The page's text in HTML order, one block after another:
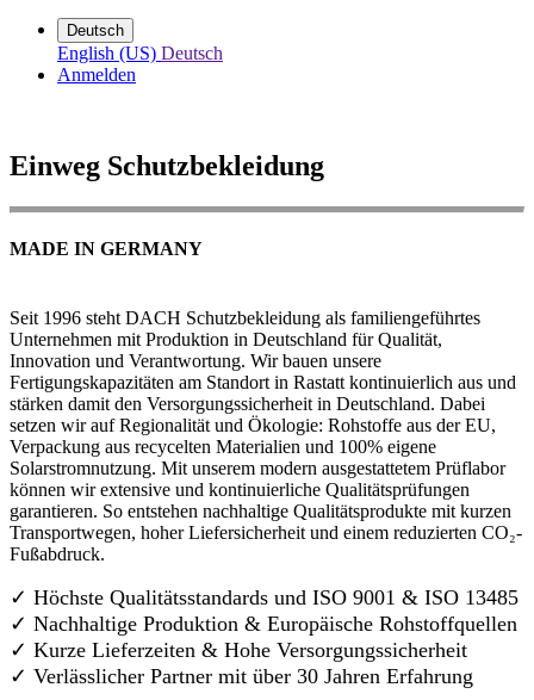
Deutsch
English (US) Deutsch
Anmelden
Einweg Schutzbekleidung
MADE IN GERMANY
Seit 1996 steht DACH Schutzbekleidung als familiengeführtes
Unternehmen mit Produktion in Deutschland für Qualität,
Innovation und Verantwortung. Wir bauen unsere
Fertigungskapazitäten am Standort in Rastatt kontinuierlich aus und
stärken damit den Versorgungssicherheit in Deutschland. Dabei
setzen wir auf Regionalität und Ökologie: Rohstoffe aus der EU,
Verpackung aus recycelten Materialien und 100% eigene
Solarstromnutzung. Mit unserem modern ausgestattetem Prüflabor
können wir extensive und kontinuierliche Qualitätsprüfungen
garantieren. So entstehen nachhaltige Qualitätsprodukte mit kurzen
Transportwegen, hoher Liefersicherheit und einem reduzierten CO₂-
Fußabdruck.
✓ Höchste Qualitätsstandards und ISO 9001 & ISO 13485
✓ Nachhaltige Produktion & Europäische Rohstoffquellen
✓ Kurze Lieferzeiten & Hohe Versorgungssicherheit
✓ Verlässlicher Partner mit über 30 Jahren Erfahrung